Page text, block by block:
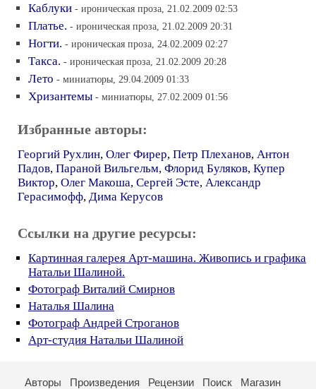
Каблуки - ироническая проза, 21.02.2009 02:53
Платье. - ироническая проза, 21.02.2009 20:31
Ногти. - ироническая проза, 24.02.2009 02:27
Такса. - ироническая проза, 21.02.2009 20:28
Лето - миниатюры, 29.04.2009 01:33
Хризантемы - миниатюры, 27.02.2009 01:56
Избранные авторы:
Георгий Рухлин, Олег Фирер, Петр Плеханов, Антон
Падов, Параной Вильгельм, Флорид Буляков, Купер
Виктор, Олег Макоша, Сергей Эсте, Александр
Герасимофф, Дима Керусов
Ссылки на другие ресурсы:
Картинная галерея Арт-машина. Живопись и графика
Натальи Шалиной.
Фотограф Виталий Смирнов
Наталья Шалина
Фотограф Андрей Строганов
Арт-студия Натальи Шалиной
Авторы Произведения Рецензии Поиск
Магазин